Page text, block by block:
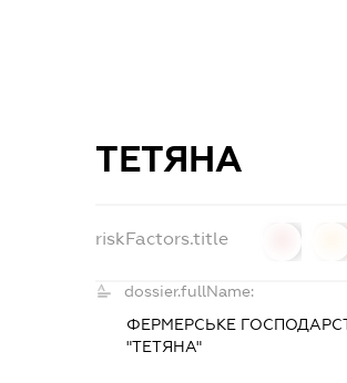
ТЕТЯНА
riskFactors.title
dossier.fullName:
ФЕРМЕРСЬКЕ
"ТЕТЯНА"